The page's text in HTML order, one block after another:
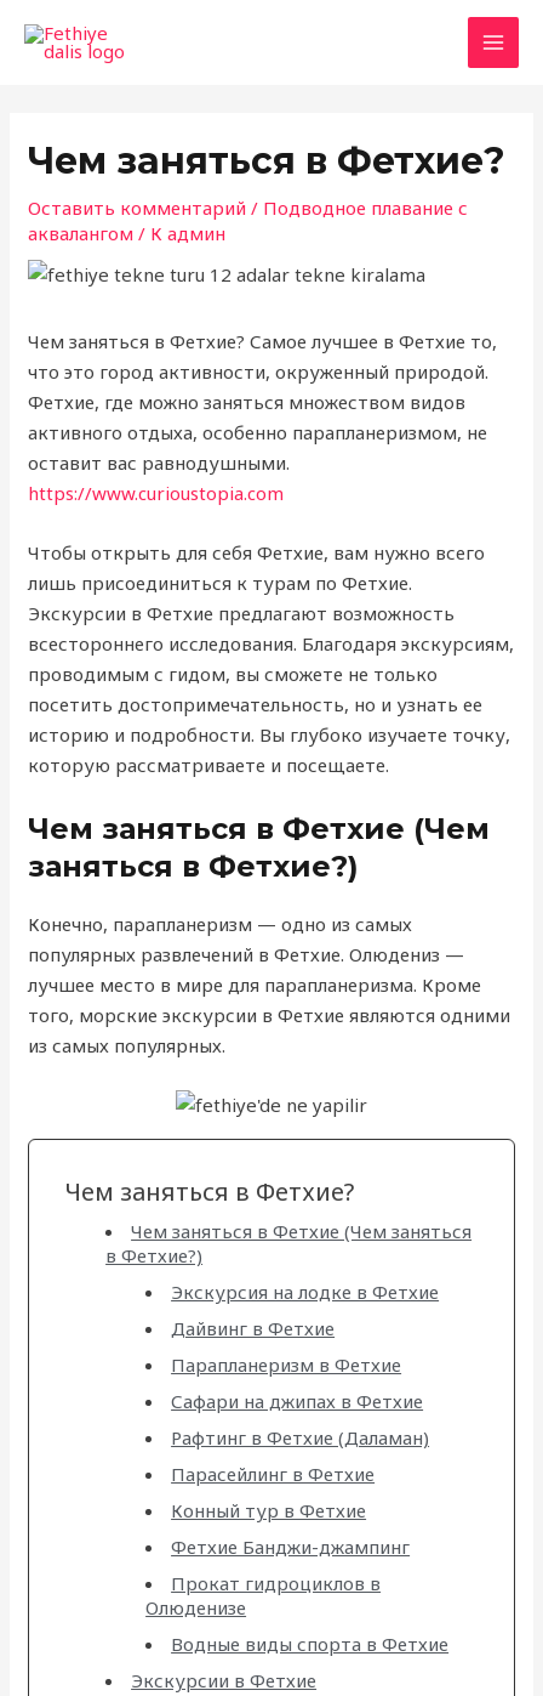
Чем заняться в Фетхие?
Оставить комментарий / Подводное плавание с
аквалангом / Кадмин
Чем заняться в Фетхие? Самое лучшее в Фетхие то,
что это город активности, окруженный природой.
Фетхие, где можно заняться множеством видов
активного отдыха, особенно парапланеризмом, не
оставит вас равнодушными.
https://www.curioustopia.com
Чтобы открыть для себя Фетхие, вам нужно всего
лишь присоединиться к турам по Фетхие.
Экскурсии в Фетхие предлагают возможность
всестороннего исследования. Благодаря экскурсиям,
проводимым с гидом, вы сможете не только
посетить достопримечательность, но и узнать ее
историю и подробности. Вы глубоко изучаете точку,
которую рассматриваете и посещаете.
Чем заняться в Фетхие (Чем
заняться в Фетхие?)
Конечно, парапланеризм — одно из самых
популярных развлечений в Фетхие. Олюдениз —
лучшее место в мире для парапланеризма. Кроме
того, морские экскурсии в Фетхие являются одними
из самых популярных.
Чем заняться в Фетхие?
Чем заняться в Фетхие (Чем заняться
в Фетхие?)
Экскурсия на лодке в Фетхие
Дайвинг в Фетхие
Парапланеризм в Фетхие
Сафари на джипах в Фетхие
Рафтинг в Фетхие (Даламан)
Парасейлинг в Фетхие
Конный тур в Фетхие
Фетхие Банджи-джампинг
Прокат гидроциклов в
Олюденизе
Водные виды спорта в Фетхие
Экскурсии в Фетхие